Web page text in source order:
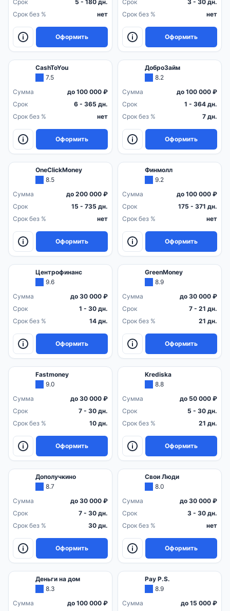
Срок
5 - 180 дн.
Срок без %
нет
Оформить
Срок
3 - 30 дн.
Срок без %
нет
Оформить
CashToYou
7.5
Сумма
до 100 000 ₽
Срок
6 - 365 дн.
Срок без %
нет
Оформить
ДоброЗайм
8.2
Сумма
до 100 000 ₽
Срок
1 - 364 дн.
Срок без %
7 дн.
Оформить
OneClickMoney
8.5
Сумма
до 200 000 ₽
Срок
15 - 735 дн.
Срок без %
нет
Оформить
Финмолл
9.2
Сумма
до 100 000 ₽
Срок
175 - 371 дн.
Срок без %
нет
Оформить
Центрофинанс
9.6
Сумма
до 30 000 ₽
Срок
1 - 30 дн.
Срок без %
14 дн.
Оформить
GreenMoney
8.9
Сумма
до 30 000 ₽
Срок
7 - 21 дн.
Срок без %
21 дн.
Оформить
Fastmoney
9.0
Сумма
до 30 000 ₽
Срок
7 - 30 дн.
Срок без %
10 дн.
Оформить
Krediska
8.8
Сумма
до 50 000 ₽
Срок
5 - 30 дн.
Срок без %
21 дн.
Оформить
Дополучкино
8.7
Сумма
до 30 000 ₽
Срок
7 - 30 дн.
Срок без %
30 дн.
Оформить
Свои Люди
8.0
Сумма
до 30 000 ₽
Срок
3 - 30 дн.
Срок без %
нет
Оформить
Деньги на дом
8.3
Сумма
до 100 000 ₽
Pay P.S.
8.9
Сумма
до 15 000 ₽